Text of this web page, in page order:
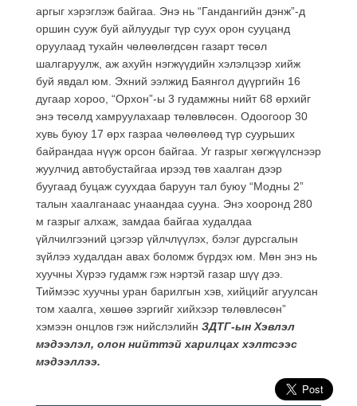
аргыг хэрэглэж байгаа. Энэ нь “Гандангийн дэнж”-д
оршин сууж буй айлуудыг түр суух орон сууцанд
оруулаад тухайн чөлөөлөгдсөн газарт төсөл
шалгаруулж, аж ахуйн нэгжүүдийн хэлэлцээр хийж
буй явдал юм. Эхний ээлжид Баянгол дүүргийн 16
дугаар хороо, “Орхон”-ы 3 гудамжны нийт 68 өрхийг
энэ төсөлд хамруулахаар төлөвлөсөн. Одоогоор 30
хувь буюу 17 өрх газраа чөлөөлөөд түр суурьших
байрандаа нүүж орсон байгаа. Уг газрыг хөгжүүлснээр
жуулчид автобустайгаа ирээд төв хаалган дээр
буугаад буцаж суухдаа баруун тал буюу “Модны 2”
талын хаалганаас унаандаа сууна. Энэ хооронд 280
м газрыг алхаж, замдаа байгаа худалдаа
үйлчилгээний цэгээр үйлчлүүлэх, бэлэг дурсгалын
зүйлээ худалдан авах боломж бүрдэх юм. Мөн энэ нь
хуучны Хүрээ гудамж гэж нэртэй газар шүү дээ.
Тиймээс хуучны уран барилгын хэв, хийцийг агуулсан
том хаалга, хөшөө зэргийг хийхээр төлөвлөсөн”
хэмээн онцлов гэж нийслэлийн ЗДТГ-ын Хэвлэл
мэдээлэл, олон нийттэй харилцах хэлтсээс
мэдээллээ.